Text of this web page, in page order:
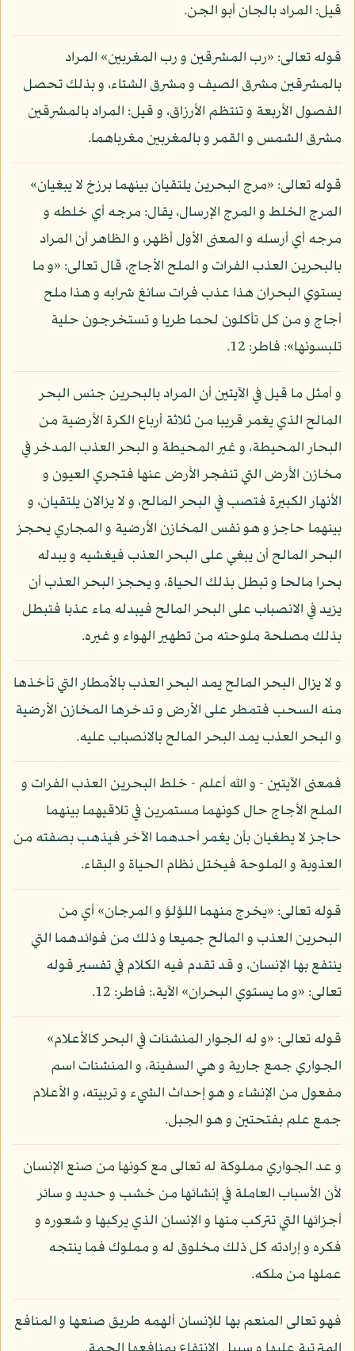
قيل: المراد بالجان أبو الجن.
قوله تعالى: «رب المشرقين و رب المغربين» المراد
بالمشرقين مشرق الصيف و مشرق الشتاء، و بذلك تحصل
الفصول الأربعة و تنتظم الأرزاق، و قيل: المراد بالمشرقين
مشرق الشمس و القمر و بالمغربين مغرباهما.
قوله تعالى: «مرج البحرين يلتقيان بينهما برزخ لا يبغيان»
المرج الخلط و المرج الإرسال، يقال: مرجه أي خلطه و
مرجه أي أرسله و المعنى الأول أظهر، و الظاهر أن المراد
بالبحرين العذب الفرات و الملح الأجاج، قال تعالى: «و ما
يستوي البحران هذا عذب فرات سائغ شرابه و هذا ملح
أجاج و من كل تأكلون لحما طريا و تستخرجون حلية
تلبسونها»: فاطر: 12.
و أمثل ما قيل في الآيتين أن المراد بالبحرين جنس البحر
المالح الذي يغمر قريبا من ثلاثة أرباع الكرة الأرضية من
البحار المحيطة، و غير المحيطة و البحر العذب المدخر في
مخازن الأرض التي تنفجر الأرض عنها فتجري العيون و
الأنهار الكبيرة فتصب في البحر المالح، و لا يزالان يلتقيان، و
بينهما حاجز و هو نفس المخازن الأرضية و المجاري يحجز
البحر المالح أن يبغي على البحر العذب فيغشيه و يبدله
بحرا مالحا و تبطل بذلك الحياة، و يحجز البحر العذب أن
يزيد في الانصباب على البحر المالح فيبدله ماء عذبا فتبطل
بذلك مصلحة ملوحته من تطهير الهواء و غيره.
و لا يزال البحر المالح يمد البحر العذب بالأمطار التي تأخذها
منه السحب فتمطر على الأرض و تدخرها المخازن الأرضية
و البحر العذب يمد البحر المالح بالانصباب عليه.
فمعنى الآيتين - و الله أعلم - خلط البحرين العذب الفرات و
الملح الأجاج حال كونهما مستمرين في تلاقيهما بينهما
حاجز لا يطغيان بأن يغمر أحدهما الآخر فيذهب بصفته من
العذوبة و الملوحة فيختل نظام الحياة و البقاء.
قوله تعالى: «يخرج منهما اللؤلؤ و المرجان» أي من
البحرين العذب و المالح جميعا و ذلك من فوائدهما التي
ينتفع بها الإنسان، و قد تقدم فيه الكلام في تفسير قوله
تعالى: «و ما يستوي البحران» الآية،: فاطر: 12.
قوله تعالى: «و له الجوار المنشئات في البحر كالأعلام»
الجواري جمع جارية و هي السفينة، و المنشئات اسم
مفعول من الإنشاء و هو إحداث الشيء و تربيته، و الأعلام
جمع علم بفتحتين و هو الجبل.
و عد الجواري مملوكة له تعالى مع كونها من صنع الإنسان
لأن الأسباب العاملة في إنشائها من خشب و حديد و سائر
أجزائها التي تتركب منها و الإنسان الذي يركبها و شعوره و
فكره و إرادته كل ذلك مخلوق له و مملوك فما ينتجه
عملها من ملكه.
فهو تعالى المنعم بها للإنسان ألهمه طريق صنعها و المنافع